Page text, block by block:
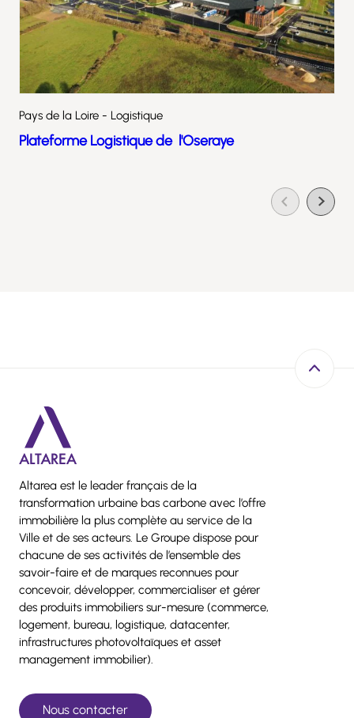
Pays de la Loire - Logistique
Plateforme Logistique de l'Oseraye
Altarea est le leader français de la
transformation urbaine bas carbone avec l’offre
immobilière la plus complète au service de la
Ville et de ses acteurs. Le Groupe dispose pour
chacune de ses activités de l’ensemble des
savoir-faire et de marques reconnues pour
concevoir, développer, commercialiser et gérer
des produits immobiliers sur-mesure (commerce,
logement, bureau, logistique, datacenter,
infrastructures photovoltaïques et asset
management immobilier).
Nous contacter
Retour